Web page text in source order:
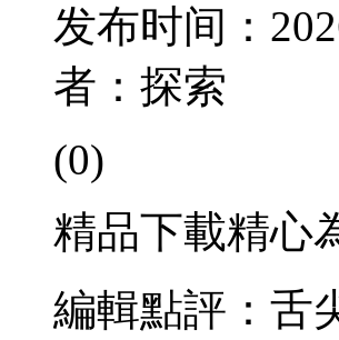
发布时间：
者：探索
(0)
精品下載精心
編輯點評：舌